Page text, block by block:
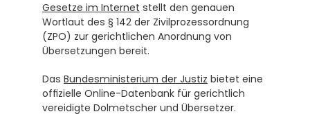
Gesetze im Internet stellt den genauen
Wortlaut des § 142 der Zivilprozessordnung
(ZPO) zur gerichtlichen Anordnung von
Übersetzungen bereit.
Das Bundesministerium der Justiz bietet eine
offizielle Online-Datenbank für gerichtlich
vereidigte Dolmetscher und Übersetzer.